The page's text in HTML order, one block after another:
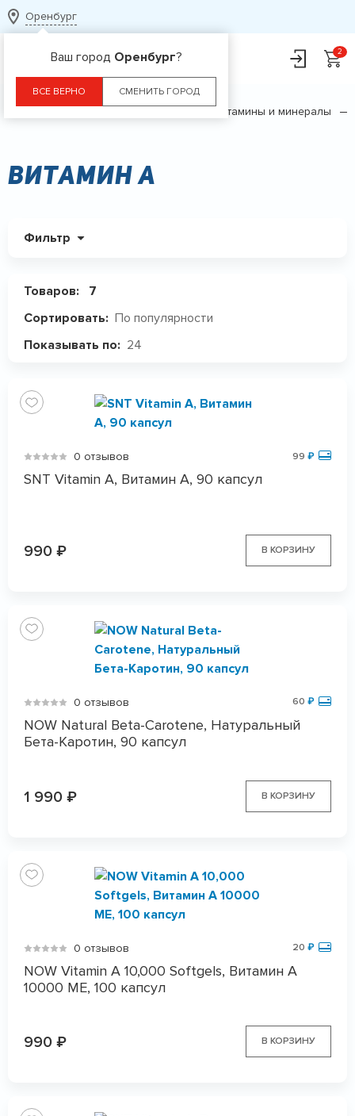
Оренбург
Ваш город Оренбург?
ВСЕ ВЕРНО СМЕНИТЬ ГОРОД
Витамины и минералы
Витамин А
Фильтр
Товаров:
7
Сортировать: По популярности
Показывать по: 24
0 отзывов 99 ₽
SNT Vitamin A, Витамин А, 90 капсул
990 ₽ В КОРЗИНУ
0 отзывов 60 ₽
NOW Natural Beta-Carotene, Натуральный
Бета-Каротин, 90 капсул
1 990 ₽ В КОРЗИНУ
0 отзывов 20 ₽
NOW Vitamin А 10,000 Softgels, Витамин А
10000 МЕ, 100 капсул
990 ₽ В КОРЗИНУ